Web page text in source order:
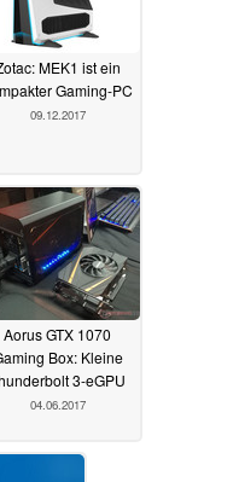
MEK1 ist ein
Gaming-PC
09.12.2017
Aorus GTX 1070
Box: Kleine
3-eGPU
04.06.2017